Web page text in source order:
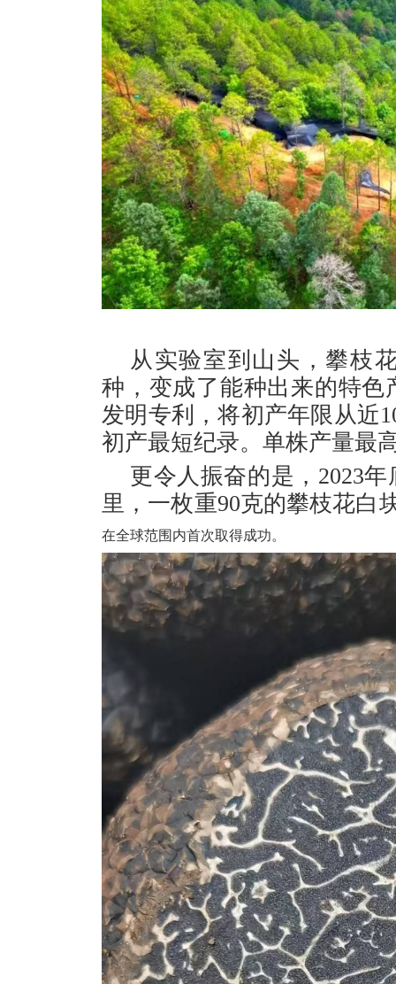
从实验室到山头，攀枝
种，变成了能种出来的特
发明专利，将初产年限从近
初产最短纪录。单株产量最
更令人振奋的是，2023
里，一枚重90克的攀枝花白
在全球范围内首次取得成功。